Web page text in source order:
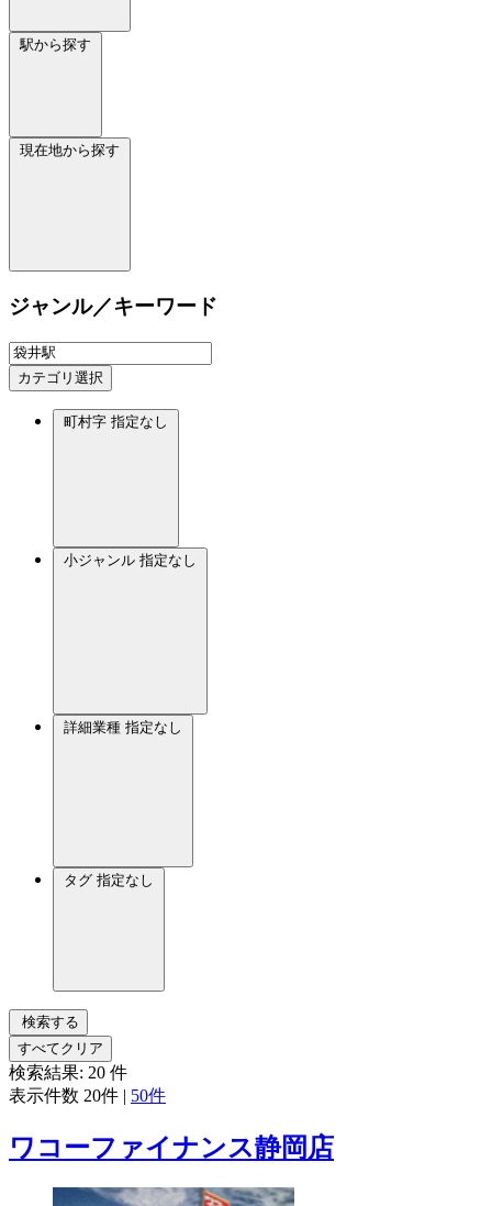
駅から探す
現在地から探す
ジャンル／キーワード
カテゴリ選択
町村字 指定なし
小ジャンル 指定なし
詳細業種 指定なし
タグ 指定なし
検索する
すべてクリア
検索結果: 20 件
表示件数 20件 | 50件
ワコーファイナンス静岡店